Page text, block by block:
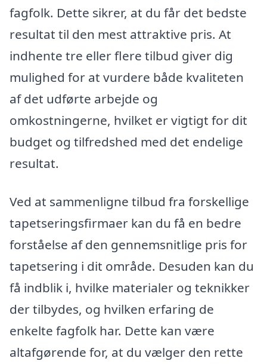
fagfolk. Dette sikrer, at du får det bedste
resultat til den mest attraktive pris. At
indhente tre eller flere tilbud giver dig
mulighed for at vurdere både kvaliteten
af det udførte arbejde og
omkostningerne, hvilket er vigtigt for dit
budget og tilfredshed med det endelige
resultat.
Ved at sammenligne tilbud fra forskellige
tapetseringsfirmaer kan du få en bedre
forståelse af den gennemsnitlige pris for
tapetsering i dit område. Desuden kan du
få indblik i, hvilke materialer og teknikker
der tilbydes, og hvilken erfaring de
enkelte fagfolk har. Dette kan være
altafgørende for, at du vælger den rette